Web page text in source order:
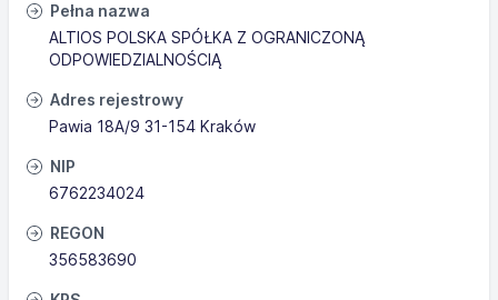
Pełna nazwa
ALTIOS POLSKA SPÓŁKA Z OGRANICZONĄ
ODPOWIEDZIALNOŚCIĄ
Adres rejestrowy
Pawia 18A/9 31-154 Kraków
NIP
6762234024
REGON
356583690